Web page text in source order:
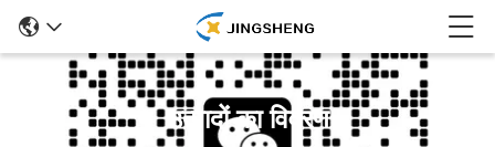
उत्पादों का विवरण